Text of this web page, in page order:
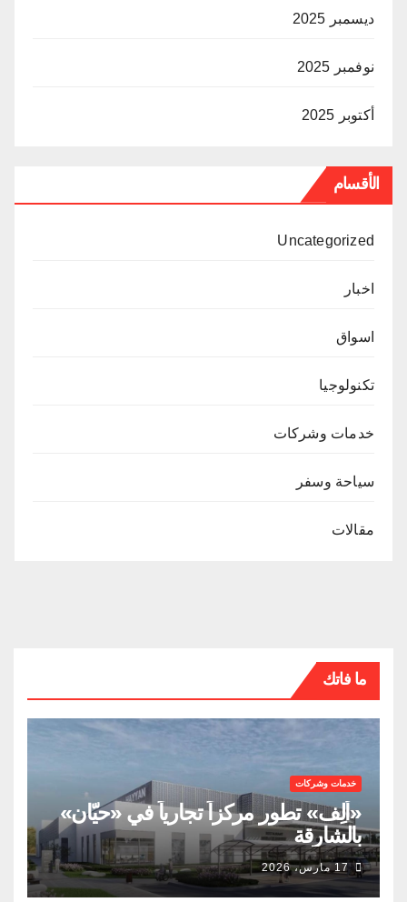
ديسمبر 2025
نوفمبر 2025
أكتوبر 2025
الأقسام
Uncategorized
اخبار
اسواق
تكنولوجيا
خدمات وشركات
سياحة وسفر
مقالات
ما فاتك
خدمات وشركات
«ألِف» تطور مركزاً تجارياً في «حيّان»
بالشارقة
17 مارس، 2026